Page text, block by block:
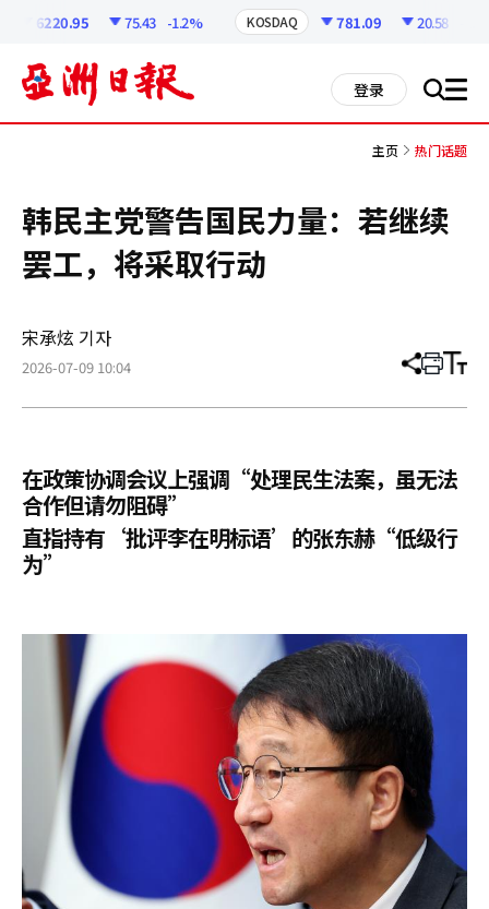
6220.95 75.43 -1.2% KOSDAQ 781.09 20.58
登录 搜 all
主页 热门话题
韩民主党警告国民力量：若继续
罢工，将采取行动
宋承炫 기자
2026-07-09 10:04 分
章
打 调
小
在政策协调会议上强调“处理民生法案，虽无法
合作但请勿阻碍”
直指持有‘批评李在明标语’的张东赫“低级行
为”